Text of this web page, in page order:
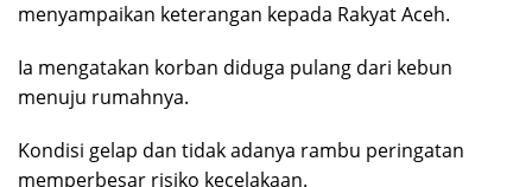
menyampaikan keterangan kepada Rakyat Aceh.
Ia mengatakan korban diduga pulang dari kebun
menuju rumahnya.
Kondisi gelap dan tidak adanya rambu peringatan
memperbesar risiko kecelakaan.